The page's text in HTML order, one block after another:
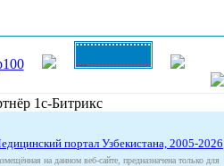
портал Узбекистана, 2005-2026
на данном веб-сайте, предназначена только для